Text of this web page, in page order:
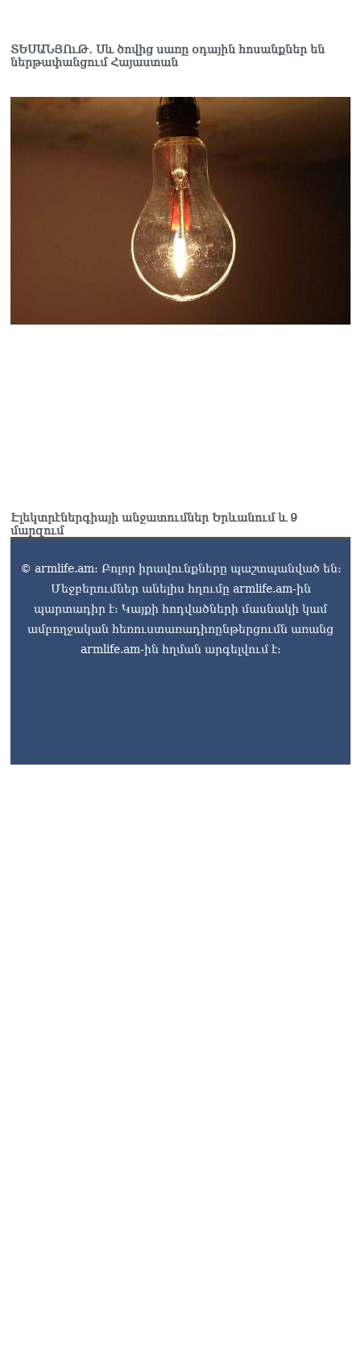
ՏԵՍԱՆՅՈւԹ․ Սև ծովից սառը օդային հոսանքներ են
ներթափանցում Հայաստան
Էլեկտրէներգիայի անջատումներ Երևանում և 9
մարզում
© armlife.am: Բոլոր իրավունքները պաշտպանված են:
Մեջբերումներ անելիս հղումը armlife.am-ին
պարտադիր է: Կայքի հոդվածների մասնակի կամ
ամբողջական հեռուստառադիոընթերցումն առանց
armlife.am-ին հղման արգելվում է: